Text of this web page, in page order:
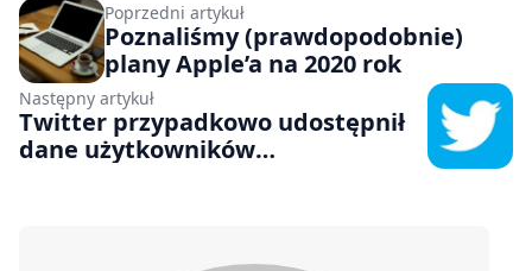
Poprzedni artykuł
Poznaliśmy (prawdopodobnie)
plany Apple’a na 2020 rok
Następny artykuł
Twitter przypadkowo udostępnił
dane użytkowników